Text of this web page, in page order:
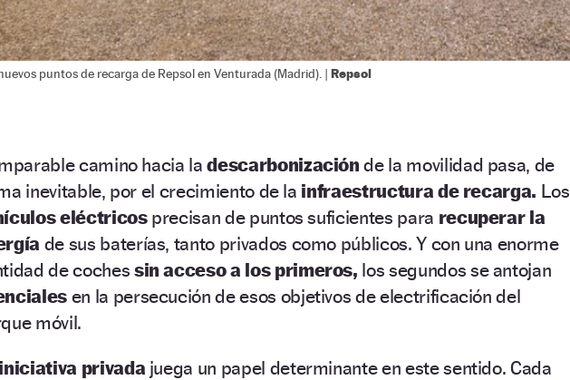
puntos de recarga de Repsol en Venturada (Madrid). | Repsol
camino hacia ladescarbonizaciónde la movilidad pasa, de
inevitable, por el crecimiento de la infraestructura de recarga. Los
eléctricosprecisan de puntos suficientes para recuperar la
de sus baterías, tanto privados como públicos. Y con una enorme
de coches sin acceso a los primeros, los segundos se antojan
en la persecución de esos objetivos de electrificación del
móvil.
iniciativa privada juega un papel determinante en este sentido. Cada